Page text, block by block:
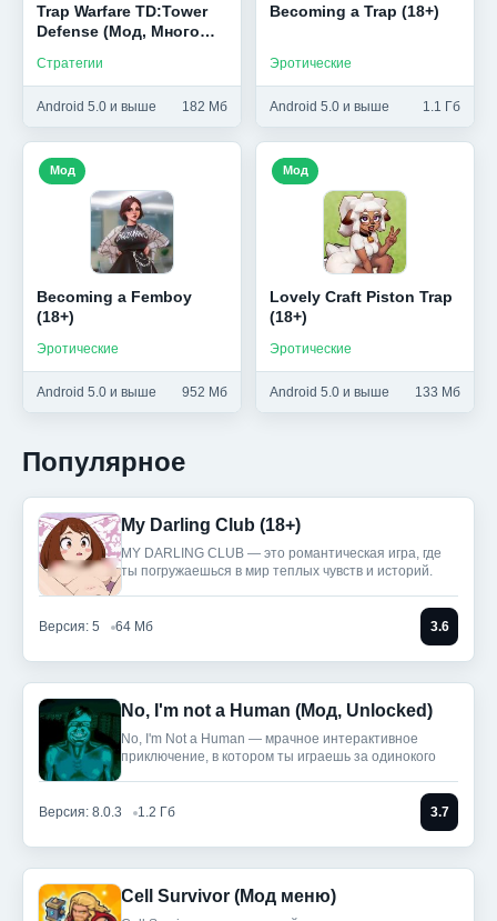
Trap Warfare TD:Tower
Defense (Мод, Много
Стратегии
Android 5.0 и выше 182 Мб
Becoming a Trap (18+)
Эротические
Android 5.0 и выше 1.1 Гб
Becoming a Femboy
(18+)
Эротические
Android 5.0 и выше 952 Мб
Мод
Lovely Craft Piston Trap
(18+)
Эротические
Android 5.0 и выше 133 Мб
Мод
Популярное
My Darling Club (18+)
MY DARLING CLUB — это романтическая игра, где
ты погружаешься в мир теплых чувств и историй.
Версия: 5 64 Мб 3.6
No, I'm not a Human (Мод, Unlocked)
No, I'm Not a Human — мрачное интерактивное
приключение, в котором ты играешь за одинокого
Версия: 8.0.3 1.2 Гб 3.7
Cell Survivor (Мод меню)